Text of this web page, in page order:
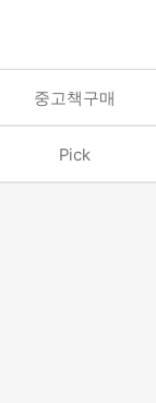
중고책구매
Pick